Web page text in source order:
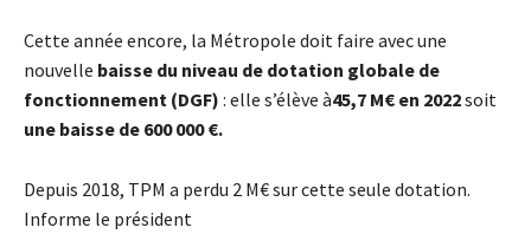
Cette année encore, la Métropole doit faire avec une
nouvelle baisse du niveau de dotation globale de
fonctionnement (DGF) : elle s’élève à45,7 M€ en 2022soit
une baisse de 600 000 €.
Depuis 2018, TPM a perdu 2 M€ sur cette seule dotation.
Informe le président